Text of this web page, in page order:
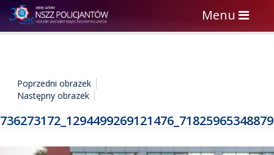
Toggle
navigation
Menu
Poprzedni obrazek
Następny obrazek